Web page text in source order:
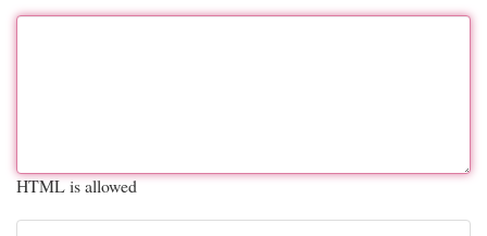
HTML is allowed